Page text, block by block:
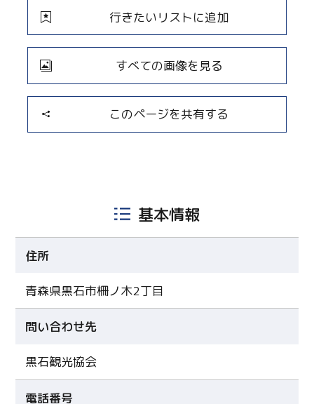
行きたいリストに追加
すべての画像を見る
このページを共有する
基本情報
住所
青森県黒石市柵ノ木2丁目
問い合わせ先
黒石観光協会
電話番号